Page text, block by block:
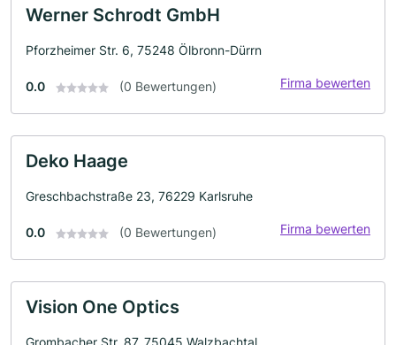
Werner Schrodt GmbH
Pforzheimer Str. 6, 75248 Ölbronn-Dürrn
0.0 (0 Bewertungen) Firma bewerten
Deko Haage
Greschbachstraße 23, 76229 Karlsruhe
0.0 (0 Bewertungen) Firma bewerten
Vision One Optics
Grombacher Str. 87, 75045 Walzbachtal